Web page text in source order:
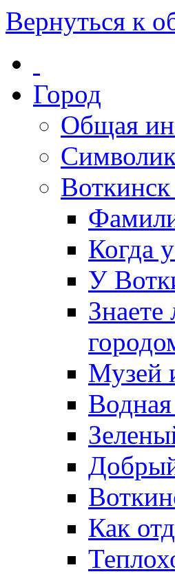
Вернуться к
Город
Общая
Воткинск
Когда
У
Знаете
Музей
Как